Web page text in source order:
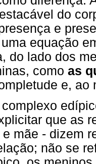
do
e
equação
do lado dos
como as
e, ao
que as
mãe - dizem
não se